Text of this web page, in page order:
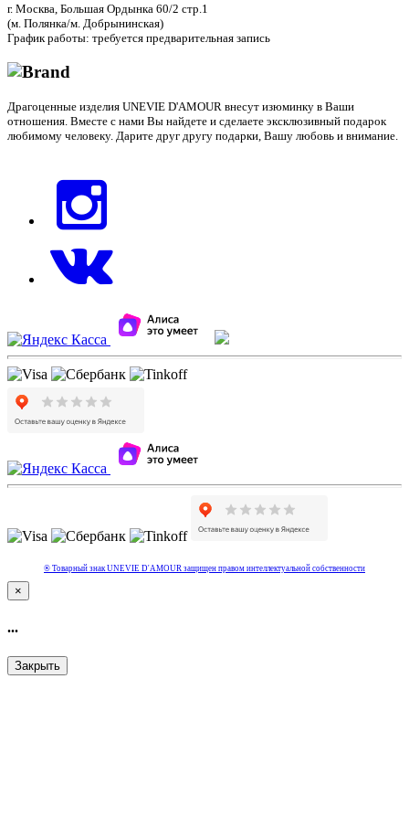
г. Москва, Большая Ордынка 60/2 стр.1
(м. Полянка/м. Добрынинская)
График работы: требуется предварительная запись
Драгоценные изделия UNEVIE D'AMOUR внесут изюминку в Ваши
отношения. Вместе с нами Вы найдете и сделаете эксклюзивный подарок
любимому человеку. Дарите друг другу подарки, Вашу любовь и внимание.
® Товарный знак UNEVIE D'AMOUR защищен правом интеллектуальной собcтвенности
×
...
Закрыть